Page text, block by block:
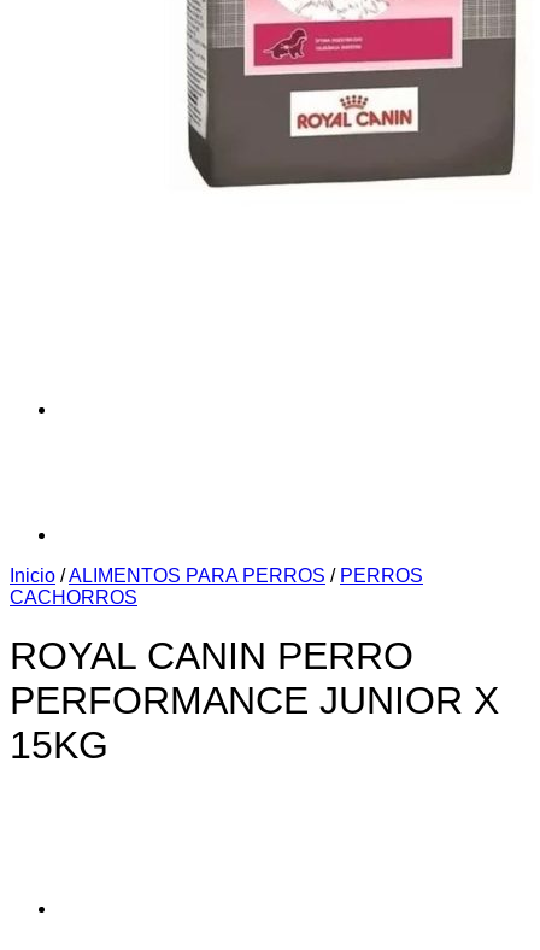
Inicio /ALIMENTOS PARA PERROS / PERROS
CACHORROS
ROYAL CANIN PERRO
PERFORMANCE JUNIOR X
15KG